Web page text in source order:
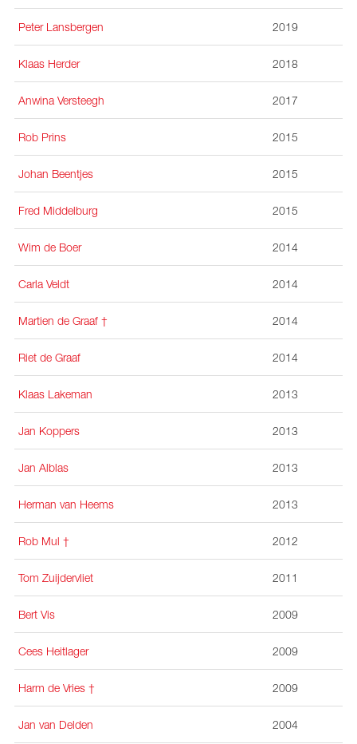
Peter Lansbergen 2019
Klaas Herder 2018
Anwina Versteegh 2017
Rob Prins 2015
Johan Beentjes 2015
Fred Middelburg 2015
Wim de Boer 2014
Carla Veldt 2014
Martien de Graaf † 2014
Riet de Graaf 2014
Klaas Lakeman 2013
Jan Koppers 2013
Jan Alblas 2013
Herman van Heems 2013
Rob Mul † 2012
Tom Zuijdervliet 2011
Bert Vis 2009
Cees Heitlager 2009
Harm de Vries † 2009
Jan van Delden 2004